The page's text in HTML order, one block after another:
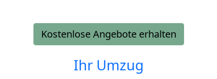
Kostenlose Angebote erhalten
Ihr Umzug